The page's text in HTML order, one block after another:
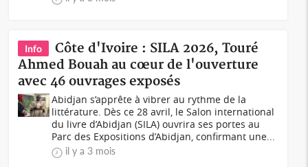
Info
Côte d'Ivoire : SILA 2026, Touré
Ahmed Bouah au cœur de l'ouverture
avec 46 ouvrages exposés
Abidjan s’apprête à vibrer au rythme de la
littérature. Dès ce 28 avril, le Salon international
du livre d’Abidjan (SILA) ouvrira ses portes au
Parc des Expositions d’Abidjan, confirmant une...
il y a 3 mois